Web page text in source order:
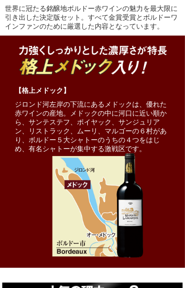
世界に冠たる銘醸地ボルドー赤ワインの魅力を最大限に
引き出した決定版セット。すべて金賞受賞とボルドーワ
インファンのために厳選した内容となっています。
【格上メドック】
ジロンド河左岸の下流にあるメドックは、優れた
赤ワインの産地。メドックの中に河口に近い順か
ら、サンテステフ、ポイヤック、サンジュリア
ン、リストラック、ムーリ、マルゴーの６村があ
り、ボルドー５大シャトーのうちの４つをはじ
め、有名シャトーが集中する激戦区です。